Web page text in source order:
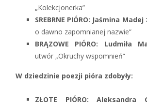
„Kolekcjonerka”
SREBRNE PIÓRO: Jaśmina Madej
o dawno zapomnianej nazwie”
BRĄZOWE PIÓRO:
Ludmiła
utwór „Okruchy wspomnień”
W dziedzinie poezji pióra zdobyły:
ZŁOTE PIÓRO: Aleksandra